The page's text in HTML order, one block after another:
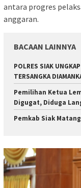
antara progres
anggaran.
BACAAN LAINNYA
POLRES SIAK
TERSANGKA
Pemilihan Ketua
Digugat, Diduga
Pemkab Siak